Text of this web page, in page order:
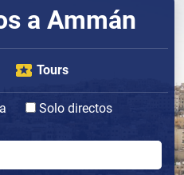
a Ammán
Tours
Solo directos